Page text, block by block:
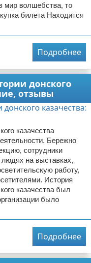
мир волшебства, то
билета Находится
Подробнее
донского
отзывы
казачества
Бережно
сотрудники
людях на выставках,
работу,
История
казачества был
было
Подробнее